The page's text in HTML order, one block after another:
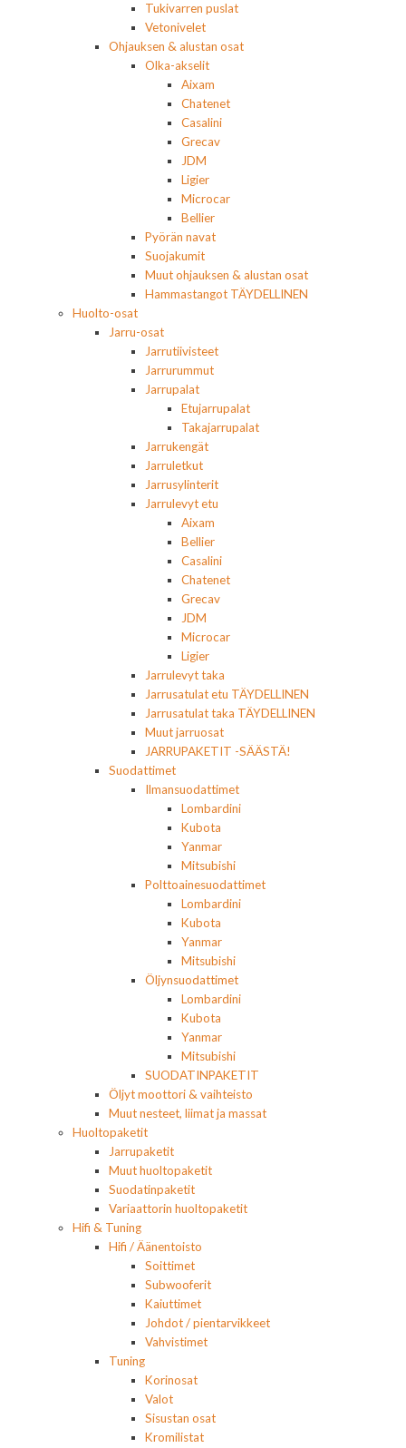
Tukivarren puslat
Vetonivelet
Ohjauksen & alustan osat
Olka-akselit
Aixam
Chatenet
Casalini
Grecav
JDM
Ligier
Microcar
Bellier
Pyörän navat
Suojakumit
Muut ohjauksen & alustan osat
Hammastangot TÄYDELLINEN
Huolto-osat
Jarru-osat
Jarrutiivisteet
Jarrurummut
Jarrupalat
Etujarrupalat
Takajarrupalat
Jarrukengät
Jarruletkut
Jarrusylinterit
Jarrulevyt etu
Aixam
Bellier
Casalini
Chatenet
Grecav
JDM
Microcar
Ligier
Jarrulevyt taka
Jarrusatulat etu TÄYDELLINEN
Jarrusatulat taka TÄYDELLINEN
Muut jarruosat
JARRUPAKETIT -SÄÄSTÄ!
Suodattimet
Ilmansuodattimet
Lombardini
Kubota
Yanmar
Mitsubishi
Polttoainesuodattimet
Lombardini
Kubota
Yanmar
Mitsubishi
Öljynsuodattimet
Lombardini
Kubota
Yanmar
Mitsubishi
SUODATINPAKETIT
Öljyt moottori & vaihteisto
Muut nesteet, liimat ja massat
Huoltopaketit
Jarrupaketit
Muut huoltopaketit
Suodatinpaketit
Variaattorin huoltopaketit
Hifi & Tuning
Hifi / Äänentoisto
Soittimet
Subwooferit
Kaiuttimet
Johdot / pientarvikkeet
Vahvistimet
Tuning
Korinosat
Valot
Sisustan osat
Kromilistat